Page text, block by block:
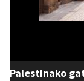
Palestinako